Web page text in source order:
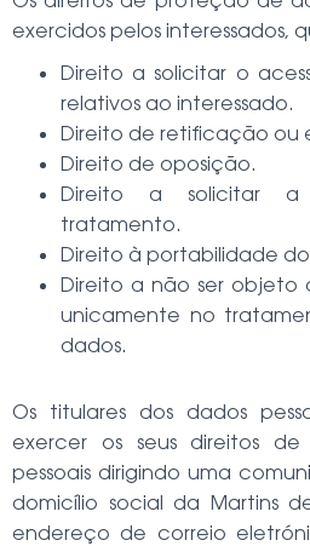
exercidos pelos interessados,
Direito a solicitar o
relativos ao interessado.
Direito de retificação ou
Direito de oposição.
Direito a solicitar
tratamento.
Direito à portabilidade
Direito a não ser objeto
unicamente no
dados.
Os titulares dos dados
exercer os seus direitos
pessoais dirigindo uma
domicílio social da Martins
endereço de correio